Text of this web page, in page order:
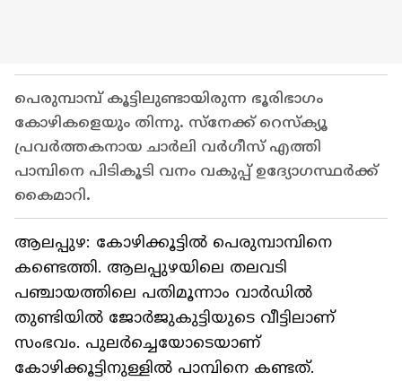
പെരുമ്പാമ്പ് കൂട്ടിലുണ്ടായിരുന്ന ഭൂരിഭാഗം
കോഴികളെയും തിന്നു. സ്നേക്ക് റെസ്ക്യൂ
പ്രവർത്തകനായ ചാർലി വർഗീസ് എത്തി
പാമ്പിനെ പിടികൂടി വനം വകുപ്പ് ഉദ്യോഗസ്ഥർക്ക്
കൈമാറി.
ആലപ്പുഴ: കോഴിക്കൂട്ടിൽ പെരുമ്പാമ്പിനെ
കണ്ടെത്തി. ആലപ്പുഴയിലെ തലവടി
പഞ്ചായത്തിലെ പതിമൂന്നാം വാർഡിൽ
തുണ്ടിയിൽ ജോർജുകുട്ടിയുടെ വീട്ടിലാണ്
സംഭവം. പുലർച്ചെയോടെയാണ്
കോഴിക്കൂട്ടിനുള്ളിൽ പാമ്പിനെ കണ്ടത്.